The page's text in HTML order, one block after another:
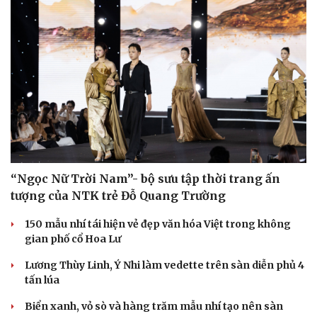
“Ngọc Nữ Trời Nam”- bộ sưu tập thời trang ấn
tượng của NTK trẻ Đỗ Quang Trường
150 mẫu nhí tái hiện vẻ đẹp văn hóa Việt trong không
gian phố cổ Hoa Lư
Lương Thùy Linh, Ý Nhi làm vedette trên sàn diễn phủ 4
tấn lúa
Biển xanh, vỏ sò và hàng trăm mẫu nhí tạo nên sàn